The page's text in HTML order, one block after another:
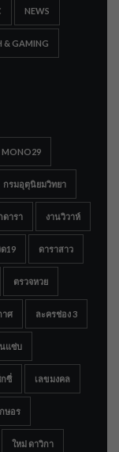
NEWS
& GAMING
MONO29
กรมอุตุนิยมวิทยา
ดารา งานวิวาห์
19 ดาราสาว
ตรวจหวย
าศ ละครช่อง 3
แซ่บ
กซี่ เลขมงคล
ษอร
ใหม่ ดาวิกา